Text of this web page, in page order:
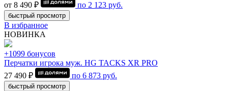
от 8 490 ₽
по 2 123 руб.
быстрый просмотр
В избранное
НОВИНКА
+1099 бонусов
Перчатки игрока муж. HG TACKS XR PRO
27 490 ₽
по 6 873 руб.
быстрый просмотр